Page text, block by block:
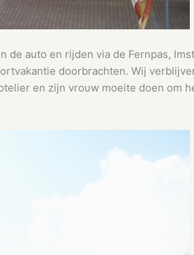
auto en rijden via de Fernpas,
doorbrachten. Wij
en zijn vrouw moeite doen om